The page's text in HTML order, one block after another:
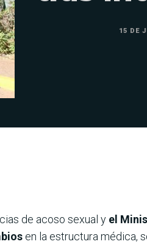
15 DE
de acoso sexual y el
en la estructura médica,